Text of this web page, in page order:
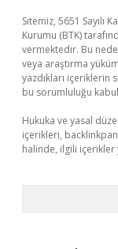
Sitemiz, 5651 Sayılı
Kurumu (BTK)
vermektedir. Bu
veya araştırma
yazdıkları içeriklerin
bu sorumluluğu
Hukuka ve yasal
içerikleri,
halinde, ilgili içerikler